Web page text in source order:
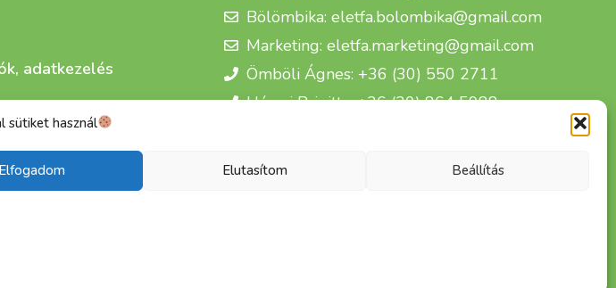
sütiket használ
Elfogadom Elutasítom Beállítás
adatkezelés
Központ kialakítása
Bölömbika: eletfa.bolombika@gmail.com
Marketing: eletfa.marketing@gmail.com
Ömböli Ágnes: +36 (30) 550 2711
Hárosi Brigitta: +36 (30) 864 5988